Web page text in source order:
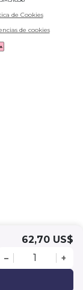
62,70 US$
– +
de Cookies
de cookies